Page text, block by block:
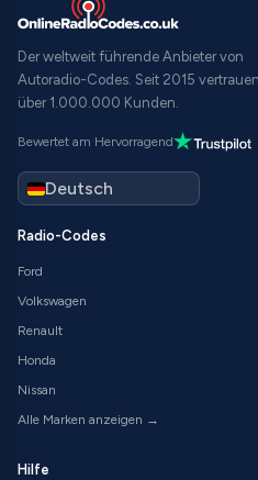
Der weltweit führende Anbieter von
Autoradio-Codes. Seit 2015
über 1.000.000 Kunden.
Bewertet am Hervorragend
Radio-Codes
Ford
Volkswagen
Renault
Honda
Nissan
Alle Marken anzeigen →
Hilfe